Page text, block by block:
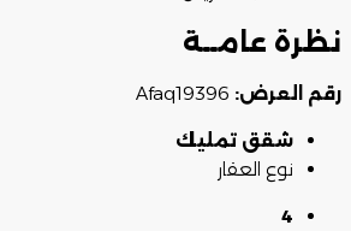
نظرة عامــة
رقم العرض:
شقق تمليك
نوع العقار
4